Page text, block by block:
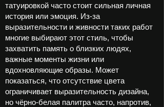
татуировкой часто стоит сильная личная
история или эмоция. Из-за
выразительности и живности таких работ
многие выбирают этот стиль, чтобы
захватить память о близких людях,
важные моменты жизни или
вдохновляющие образы. Может
показаться, что отсутствие цвета
ограничивает выразительность дизайна,
но чёрно-белая палитра часто, напротив,